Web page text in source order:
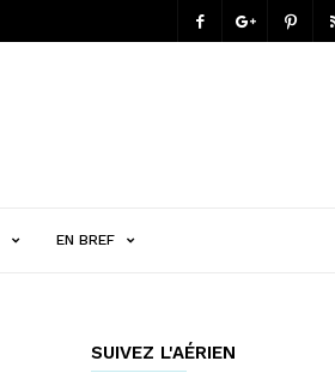
EN BREF
SUIVEZ L'AÉRIEN